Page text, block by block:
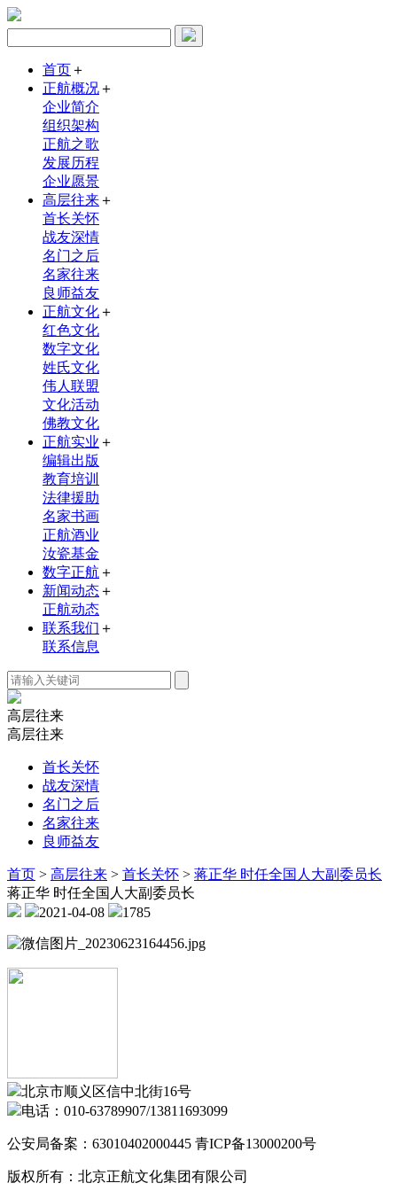
首页＋
正航概况＋
企业简介
组织架构
正航之歌
发展历程
企业愿景
高层往来＋
首长关怀
战友深情
名门之后
名家往来
良师益友
正航文化＋
红色文化
数字文化
姓氏文化
伟人联盟
文化活动
佛教文化
正航实业 ＋
编辑出版
教育培训
法律援助
名家书画
正航酒业
汝瓷基金
数字正航 ＋
新闻动态＋
正航动态
联系我们 ＋
联系信息
高层往来
高层往来
首长关怀
战友深情
名门之后
名家往来
良师益友
首页 > 高层往来 > 首长关怀 > 蒋正华 时任全国人大副委员长
蒋正华 时任全国人大副委员长
2021-04-08
1785
北京市顺义区信中北街16号
电话：010-63789907/13811693099
公安局备案：63010402000445 青ICP备13000200号
版权所有：北京正航文化集团有限公司